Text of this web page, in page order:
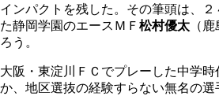
インパクトを残した。その筆頭は、
た静岡学園のエースＭＦ 松村優太 （
ろう。
大阪・東淀川ＦＣでプレーした中学
か、地区選抜の経験すらない無名の